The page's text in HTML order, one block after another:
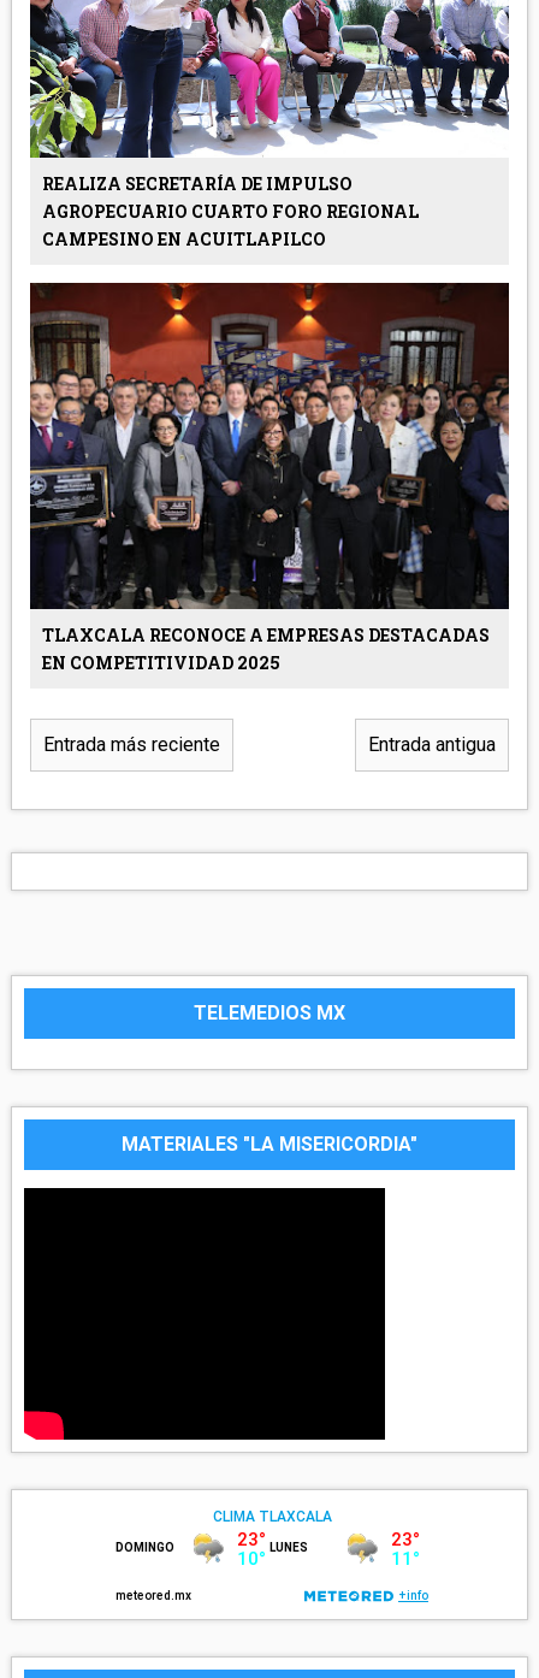
REALIZA SECRETARÍA DE IMPULSO
AGROPECUARIO CUARTO FORO REGIONAL
CAMPESINO EN ACUITLAPILCO
TLAXCALA RECONOCE A EMPRESAS DESTACADAS
EN COMPETITIVIDAD 2025
Entrada más reciente Entrada antigua
TELEMEDIOS MX
MATERIALES "LA MISERICORDIA"